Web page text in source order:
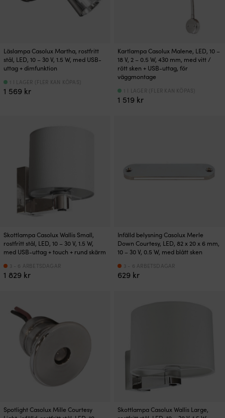
Läslampa Casolux Martha, rostfritt
stål, LED, 10 – 30 V, 1.5 W, med USB-
uttag + dimfunktion
1 569 kr
1 I LAGER (FLER KAN KÖPAS)
Kartlampa Casolux Malene, LED, 10 –
18 V, 2 – 0.5 W, 430 mm, med vitt /
rött sken + USB-uttag, för
väggmontage
1 519 kr
1 I LAGER (FLER KAN KÖPAS)
Skottlampa Casolux Wallis Small,
rostfritt stål, LED, 10 – 30 V, 1.5 W,
med USB-uttag + touch + rund skärm
1 829 kr
3 - 6 ARBETSDAGAR
Infälld belysning Casolux Merle
Down Courtesy, LED, 82 x 20 x 6 mm,
10 – 30 V, 0.5 W, med blått sken
629 kr
3 - 6 ARBETSDAGAR
Spotlight Casolux Mille Courtesy
Skottlampa Casolux Wallis Large,